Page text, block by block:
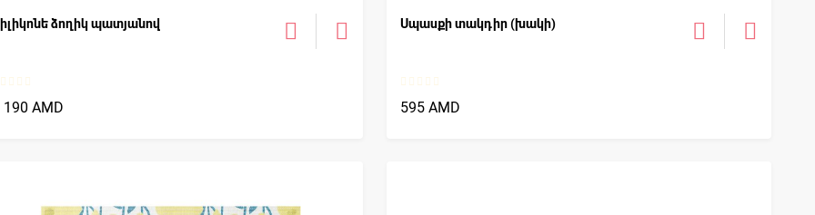
ձողիկ պատյանով
190 AMD
Սպասքի տակդիր (խակի)
595 AMD